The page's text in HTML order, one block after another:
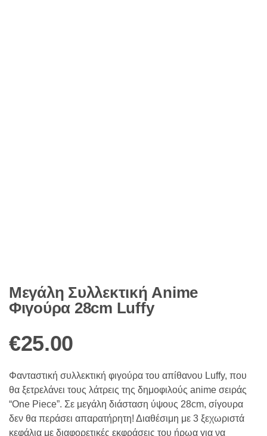
Μεγάλη Συλλεκτική Anime
Φιγούρα 28cm Luffy
€25.00
Φανταστική συλλεκτική φιγούρα του απίθανου Luffy, που
θα ξετρελάνει τους λάτρεις της δημοφιλούς anime σειράς
“One Piece”. Σε μεγάλη διάσταση ύψους 28cm, σίγουρα
δεν θα περάσει απαρατήρητη! Διαθέσιμη με 3 ξεχωριστά
κεφάλια με διαφορετικές εκφράσεις του ήρωα για να